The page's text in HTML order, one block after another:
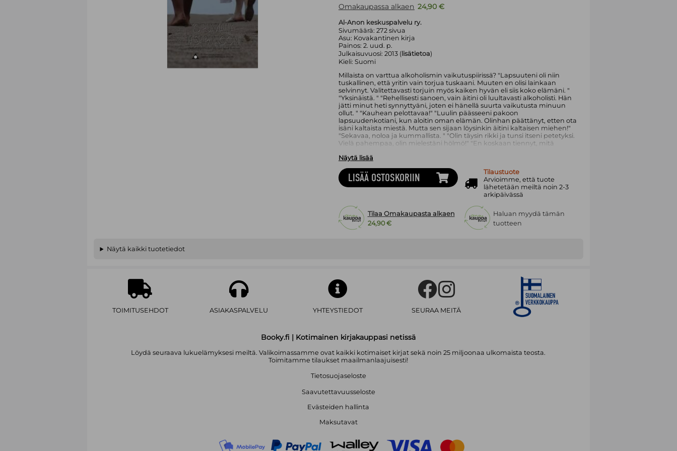
Omakaupassa alkaen 24,90 €
Al-Anon keskuspalvelu ry.
Sivumäärä: 272sivua
Asu: Kovakantinen kirja
Painos: 2. uud. p.
Julkaisuvuosi: 2013 (lisätietoa)
Kieli: Suomi
Millaista on varttua alkoholismin vaikutuspiirissä? "Lapsuuteni oli niin
tuskallinen, että yritin vain torjua tuskaani. Muuten en olisi lainkaan
selvinnyt. Valitettavasti torjuin myös kaiken hyvän eli siis koko elämäni. "
"Yksinäistä. " "Rehellisesti sanoen, vain äitini oli luultavasti alkoholisti. Hän
jätti minut heti synnyttyäni, joten ei hänellä suurta vaikutusta minuun
ollut. " "Kauhean pelottavaa!" "Luulin päässeeni pakoon
lapsuudenkotiani, kun aloitin oman elämän. Olinhan päättänyt, etten ota
isäni kaltaista miestä. Mutta sen sijaan löysinkin äitini kaltaisen miehen!"
"Sekavaa, noloa ja kummallista. " "Olin täysin rikki ja tunsi itseni petetyksi.
Vielä pahempaa, olin mielestäni hölmö!" "En koskaan tiennyt, mitä
ketään ja tein aina mitä käskettiin. " Alkoholistiperheiden aikuiset lapset
ja rehellisesti. He kohottavat kieltämisen verhoa, jonka takaa paljastuu
totuus menneisyydestä, sen tuska, mutta myös uusi toivo meille kaikille.
Näytä lisää
LISÄÄ OSTOSKORIIN
Tilaustuote
Arvioimme, että tuote
lähetetään meiltä noin 2-3
arkipäivässä
Tilaa Omakaupasta alkaen
24,90 €
Haluan myydä tämän
tuotteen
Näytä kaikki tuotetiedot
TOIMITUSEHDOT ASIAKASPALVELU YHTEYSTIEDOT SEURAA MEITÄ
Booky.fi | Kotimainen kirjakauppasi netissä
Löydä seuraava lukuelämyksesi meiltä. Valikoimassamme ovat kaikki kotimaiset kirjat sekä noin 25 miljoonaa ulkomaista teosta.
Toimitamme tilaukset maailmanlaajuisesti!
Tietosuojaseloste
Saavutettavuusseloste
Evästeiden hallinta
Maksutavat